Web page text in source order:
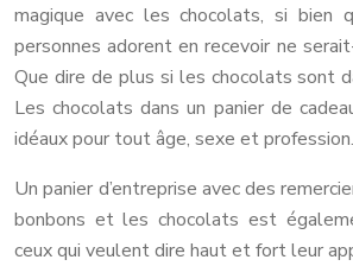
magique avec les chocolats, si bien
personnes adorent en recevoir ne
Que dire de plus si les chocolats sont
Les chocolats dans un panier de
idéaux pour tout âge, sexe et profession.
Un panier d’entreprise avec des
bonbons et les chocolats est
ceux qui veulent dire haut et fort leur